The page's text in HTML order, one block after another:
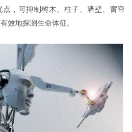
，可抑制树木、柱子、墙壁、窗帘
效地探测生命体征。